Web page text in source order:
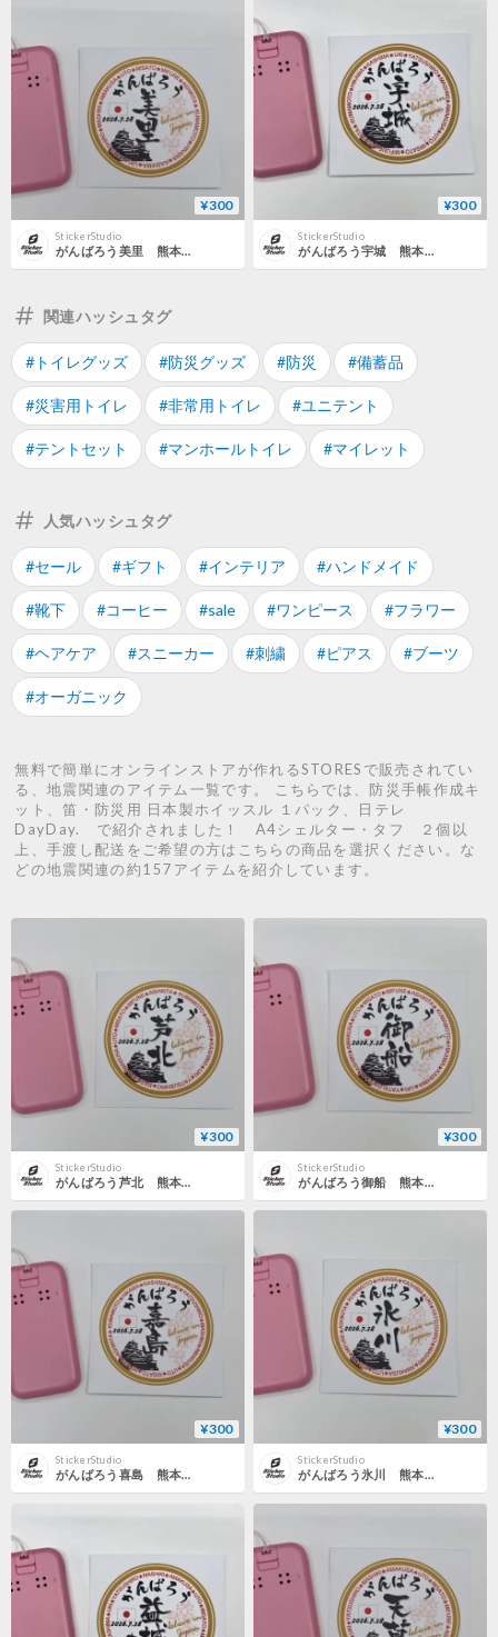
¥300
StickerStudio
¥300
StickerStudio
関連ハッシュタグ
#トイレグッズ #防災グッズ #防災 #備蓄品
#災害用トイレ #非常用トイレ #ユニテント
#テントセット #マンホールトイレ #マイレット
人気ハッシュタグ
#セール #ギフト #インテリア #ハンドメイド
#靴下 #コーヒー #sale #ワンピース #フラワー
#ヘアケア #スニーカー #刺繍 #ピアス #ブーツ
#オーガニック
無料で簡単にオンラインストアが作れるSTORESで販売されてい
る、地震関連のアイテム一覧です。 こちらでは、防災手帳作成キ
ット、笛・防災用 日本製ホイッスル １パック、日テレ
DayDay. で紹介されました！ A4シェルター・タフ ２個以
上、手渡し配送をご希望の方はこちらの商品を選択ください。な
どの地震関連の約157アイテムを紹介しています。
¥300
StickerStudio
がんばろう芦北 熊本地震応援ステッカー 熊本・天草・八代・益城・氷川・喜島・御船・芦北・宇城・美里・宇土
¥300
StickerStudio
がんばろう御船 熊本地震応援ステッカー 熊本・天草・八代・益城・氷川・喜島・御船・芦北・宇城・美里・宇土
¥300
StickerStudio
がんばろう喜島 熊本地震応援ステッカー 熊本・天草・八代・益城・氷川・喜島・御船・芦北・宇城・美里・宇土
¥300
StickerStudio
がんばろう氷川 熊本地震応援ステッカー 熊本・天草・八代・益城・氷川・喜島・御船・芦北・宇城・美里・宇土